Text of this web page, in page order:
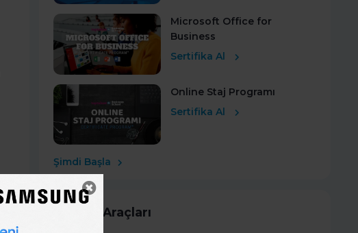
Microsoft Office for
Business
Sertifika Al
Online Staj Programı
Sertifika Al
Şimdi Başla
Kariyer Araçları